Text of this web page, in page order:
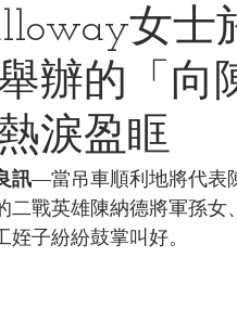
女士
辦的「向
淚盈眶
訊—當吊車順利地將代表
二戰英雄陳納德將軍孫女
姪子紛紛鼓掌叫好。